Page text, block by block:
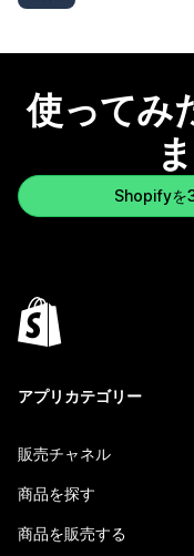
使ってみ
Shopifyを
アプリカテゴリー
販売チャネル
商品を探す
商品を販売する